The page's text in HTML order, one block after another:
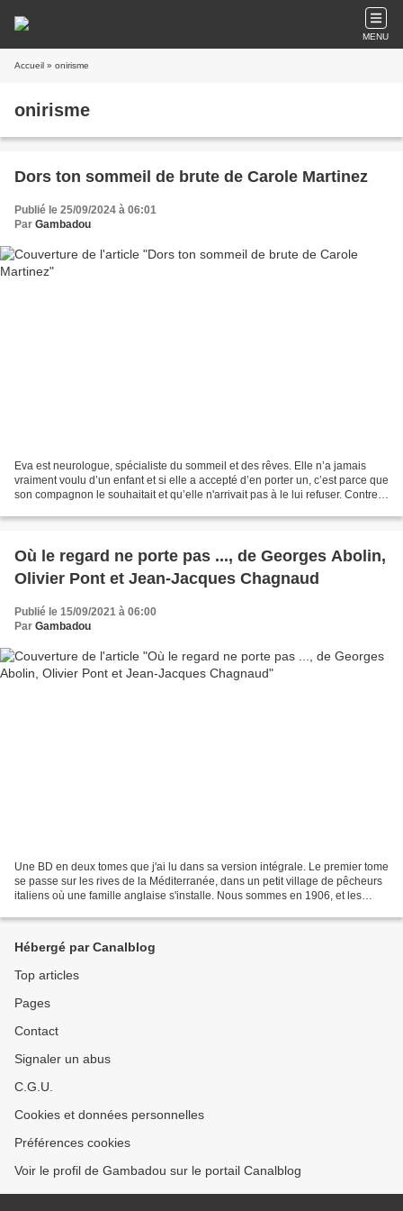
MENU
Accueil » onirisme
onirisme
Dors ton sommeil de brute de Carole Martinez
Publié le 25/09/2024 à 06:01
Par Gambadou
Eva est neurologue, spécialiste du sommeil et des rêves. Elle n’a jamais
vraiment voulu d’un enfant et si elle a accepté d’en porter un, c’est parce que
son compagnon le souhaitait et qu’elle n'arrivait pas à le lui refuser. Contre
Où le regard ne porte pas ..., de Georges Abolin,
Olivier Pont et Jean-Jacques Chagnaud
Publié le 15/09/2021 à 06:00
Par Gambadou
Une BD en deux tomes que j'ai lu dans sa version intégrale. Le premier tome
se passe sur les rives de la Méditerranée, dans un petit village de pêcheurs
italiens où une famille anglaise s'installe. Nous sommes en 1906, et les
Hébergé par Canalblog
Top articles
Pages
Contact
Signaler un abus
C.G.U.
Cookies et données personnelles
Préférences cookies
Voir le profil de Gambadou sur le portail Canalblog